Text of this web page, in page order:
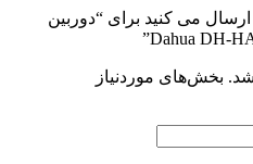
ارسال می کنید برای “دوربین
بخش‌های موردنیاز